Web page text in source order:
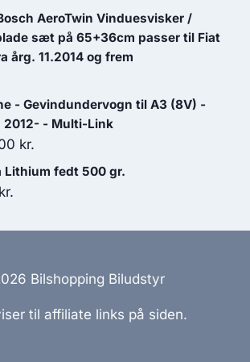
AeroTwin Vinduesvisker /
sæt på 65+36cm passer til Fiat
årg. 11.2014 og frem
- Gevindundervogn til A3 (8V) -
2012- - Multi-Link
kr.
Lithium fedt 500 gr.
kr.
Bilshopping Biludstyr
til affiliate links på siden.